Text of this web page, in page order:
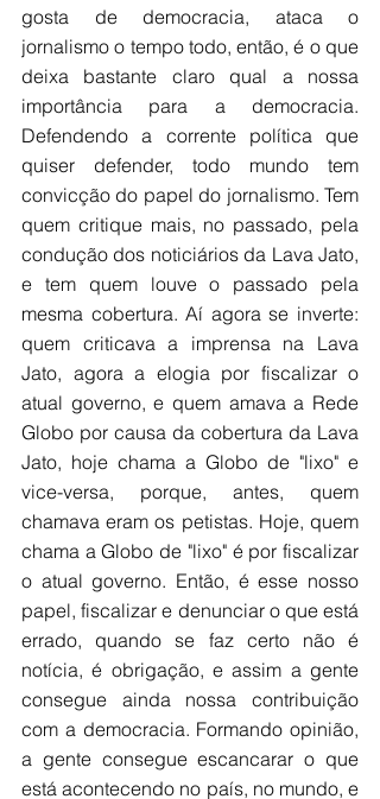
gosta de democracia, ataca o
jornalismo o tempo todo, então, é o que
deixa bastante claro qual a nossa
importância para a democracia.
Defendendo a corrente política que
quiser defender, todo mundo tem
convicção do papel do jornalismo. Tem
quem critique mais, no passado, pela
condução dos noticiários da Lava Jato,
e tem quem louve o passado pela
mesma cobertura. Aí agora se inverte:
quem criticava a imprensa na Lava
Jato, agora a elogia por fiscalizar o
atual governo, e quem amava a Rede
Globo por causa da cobertura da Lava
Jato, hoje chama a Globo de "lixo" e
vice-versa, porque, antes, quem
chamava eram os petistas. Hoje, quem
chama a Globo de "lixo" é por fiscalizar
o atual governo. Então, é esse nosso
papel, fiscalizar e denunciar o que está
errado, quando se faz certo não é
notícia, é obrigação, e assim a gente
consegue ainda nossa contribuição
com a democracia. Formando opinião,
a gente consegue escancarar o que
está acontecendo no país, no mundo, e